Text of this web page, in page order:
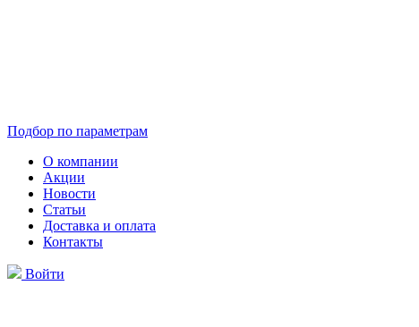
Подбор по параметрам
О компании
Акции
Новости
Статьи
Доставка и оплата
Контакты
Войти